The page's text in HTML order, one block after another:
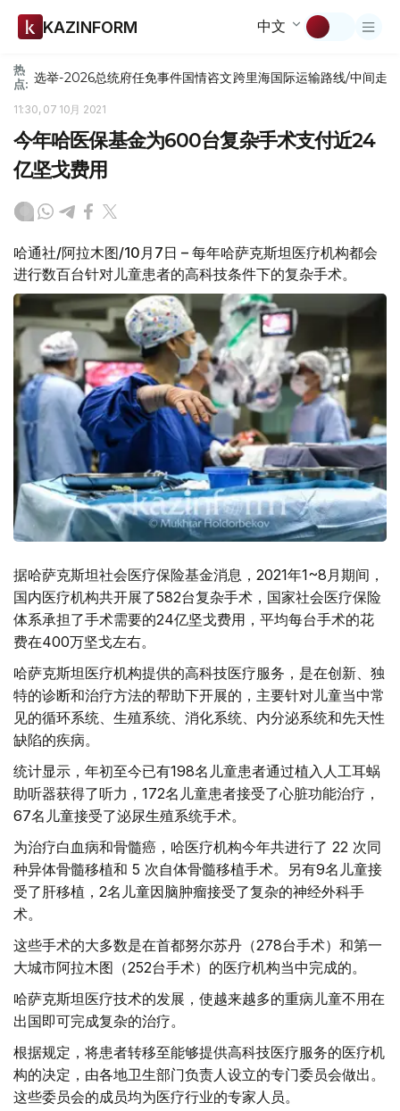
KAZINFORM 中文
热
点: 选举-2026总统府任免事件国情咨文跨里海国际运输路线/中间走廊
11:30, 07 10月 2021
今年哈医保基金为600台复杂手术支付近24
亿坚戈费用
哈通社/阿拉木图/10月7日 – 每年哈萨克斯坦医疗机构都会
进行数百台针对儿童患者的高科技条件下的复杂手术。
据哈萨克斯坦社会医疗保险基金消息，2021年1~8月期间，
国内医疗机构共开展了582台复杂手术，国家社会医疗保险
体系承担了手术需要的24亿坚戈费用，平均每台手术的花
费在400万坚戈左右。
哈萨克斯坦医疗机构提供的高科技医疗服务，是在创新、独
特的诊断和治疗方法的帮助下开展的，主要针对儿童当中常
见的循环系统、生殖系统、消化系统、内分泌系统和先天性
缺陷的疾病。
统计显示，年初至今已有198名儿童患者通过植入人工耳蜗
助听器获得了听力，172名儿童患者接受了心脏功能治疗，
67名儿童接受了泌尿生殖系统手术。
为治疗白血病和骨髓癌，哈医疗机构今年共进行了 22 次同
种异体骨髓移植和 5 次自体骨髓移植手术。另有9名儿童接
受了肝移植，2名儿童因脑肿瘤接受了复杂的神经外科手
术。
这些手术的大多数是在首都努尔苏丹（278台手术）和第一
大城市阿拉木图（252台手术）的医疗机构当中完成的。
哈萨克斯坦医疗技术的发展，使越来越多的重病儿童不用在
出国即可完成复杂的治疗。
根据规定，将患者转移至能够提供高科技医疗服务的医疗机
构的决定，由各地卫生部门负责人设立的专门委员会做出。
这些委员会的成员均为医疗行业的专家人员。